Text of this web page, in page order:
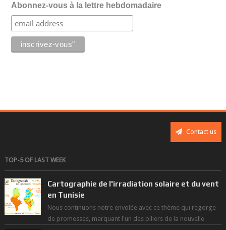
Abonnez-vous à la lettre hebdomadaire
Contact us
TOP-5 OF LAST WEEK
Cartographie de l'irradiation solaire et du vent
en Tunisie
Nous continuons notre envolée avec ce thème qui regorge
de promesses, marquant l'un des piliers de la nouvelle